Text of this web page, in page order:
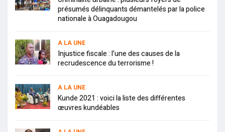
présumés délinquants démantelés par la police
nationale à Ouagadougou
A LA UNE
Injustice fiscale : l’une des causes de la
recrudescence du terrorisme !
A LA UNE
Kunde 2021 : voici la liste des différentes
œuvres kundéables